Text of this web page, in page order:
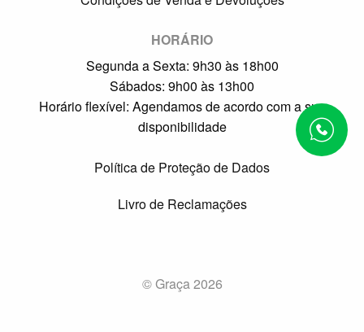
HORÁRIO
Segunda a Sexta: 9h30 às 18h00
Sábados: 9h00 às 13h00
Horário flexível: Agendamos de acordo com a sua
disponibilidade
Política de Proteção de Dados
Livro de Reclamações
© Graça 2026